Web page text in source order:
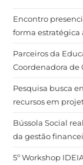
Encontro
forma estratégica
Parceiros da
Coordenadora de
Pesquisa busca
recursos em
Bússola Social
da gestão
5º Workshop